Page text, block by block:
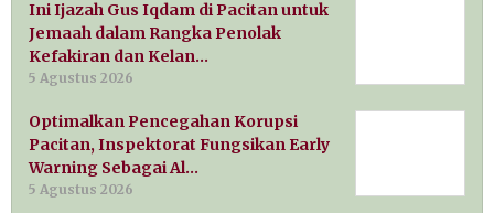
Ini Ijazah Gus Iqdam di Pacitan untuk
Jemaah dalam Rangka Penolak
Kefakiran dan Kelan…
5 Agustus 2026
Optimalkan Pencegahan Korupsi
Pacitan, Inspektorat Fungsikan Early
Warning Sebagai Al…
5 Agustus 2026